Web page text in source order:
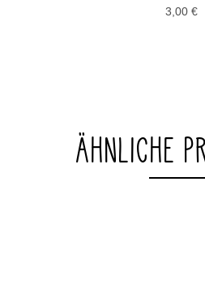
3,00 €
ÄHNLICHE